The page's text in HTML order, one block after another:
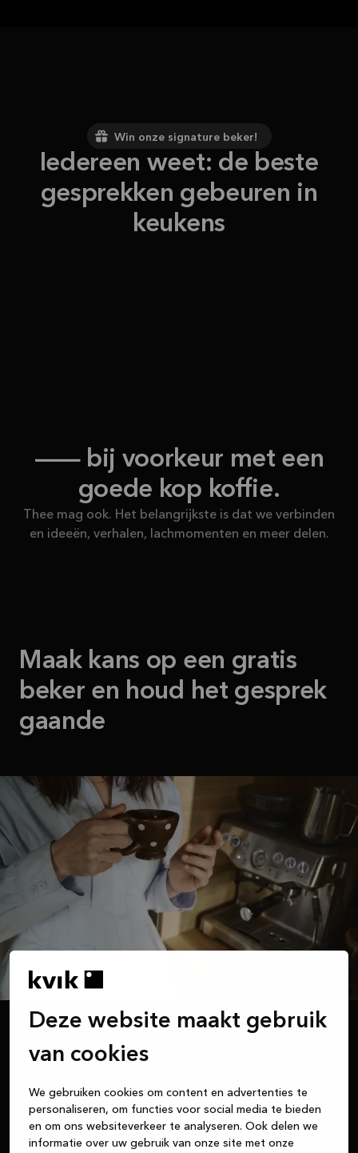
Deze website maakt gebruik
van cookies
We gebruiken cookies om content en advertenties te
personaliseren, om functies voor social media te bieden
en om ons websiteverkeer te analyseren. Ook delen we
informatie over uw gebruik van onze site met onze
Win onze signature beker!
Iedereen weet: de beste
gesprekken gebeuren in
keukens
— bij voorkeur met een
goede kop koffie.
Thee mag ook. Het belangrijkste is dat we verbinden
en ideeën, verhalen, lachmomenten en meer delen.
Maak kans op een gratis
beker en houd het gesprek
gaande
Schrijf je in voor onze e-mails en
maak kans om een gratis Kvik-
Voornaam